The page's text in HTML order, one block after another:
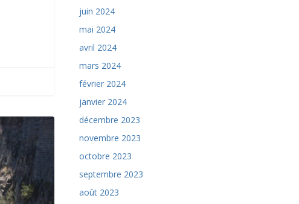
juin 2024
mai 2024
avril 2024
mars 2024
février 2024
janvier 2024
décembre 2023
novembre 2023
octobre 2023
septembre 2023
août 2023